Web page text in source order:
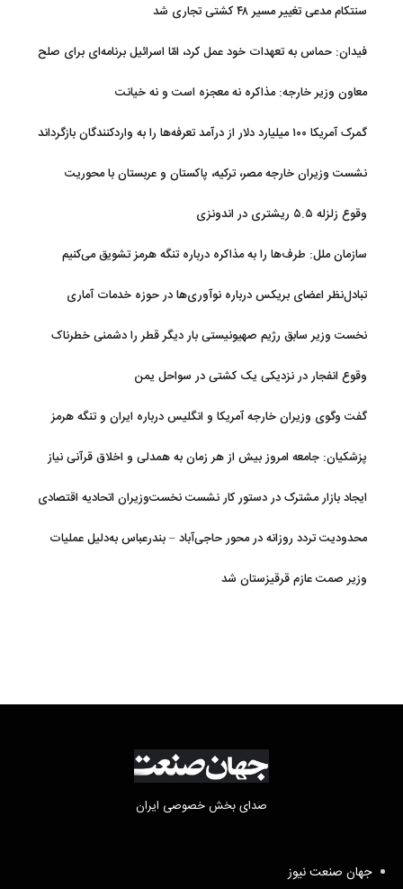
سنتکام مدعی تغییر مسیر ۴۸ کشتی تجاری شد
فیدان: حماس به تعهدات خود عمل کرد، امّا اسرائیل برنامه‌ای برای صلح
معاون وزیر خارجه: مذاکره نه معجزه است و نه خیانت
گمرک آمریکا ۱۰۰ میلیارد دلار از درآمد تعرفه‌ها را به واردکنندگان بازگرداند
نشست وزیران خارجه مصر، ترکیه، پاکستان و عربستان با محوریت
وقوع زلزله ۵.۵ ریشتری در اندونزی
سازمان ملل: طرف‌ها را به مذاکره درباره تنگه هرمز تشویق می‌کنیم
تبادل‌نظر اعضای بریکس درباره نوآوری‌ها در حوزه خدمات آماری
نخست وزیر سابق رژیم صهیونیستی بار دیگر قطر را دشمنی خطرناک
وقوع انفجار در نزدیکی یک کشتی در سواحل یمن
گفت وگوی وزیران خارجه آمریکا و انگلیس درباره ایران و تنگه هرمز
پزشکیان: جامعه امروز بیش از هر زمان به همدلی و اخلاق قرآنی نیاز
ایجاد بازار مشترک در دستور کار نشست نخست‌وزیران اتحادیه اقتصادی
محدودیت تردد روزانه در محور حاجی‌آباد – بندرعباس به‌دلیل عملیات
وزیر صمت عازم قرقیزستان شد
صدای بخش خصوصی ایران
جهان صنعت نیوز